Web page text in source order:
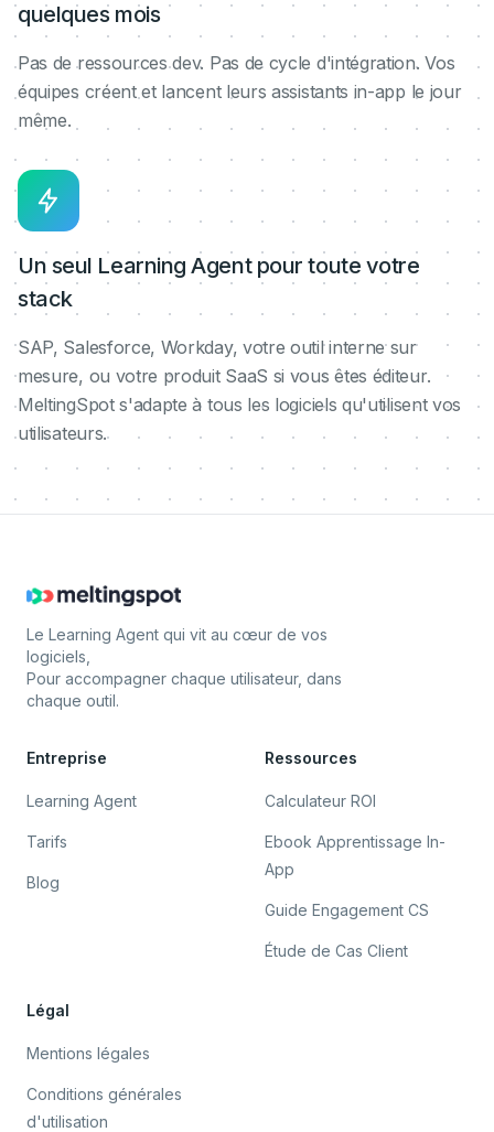
quelques mois
Pas de ressources dev. Pas de cycle d'intégration. Vos
équipes créent et lancent leurs assistants in-app le jour
même.
Un seul Learning Agent pour toute votre
stack
SAP, Salesforce, Workday, votre outil interne sur
mesure, ou votre produit SaaS si vous êtes éditeur.
MeltingSpot s'adapte à tous les logiciels qu'utilisent vos
utilisateurs.
Le Learning Agent qui vit au cœur de vos
logiciels,
Pour accompagner chaque utilisateur, dans
chaque outil.
Entreprise
Learning Agent
Tarifs
Blog
Ressources
Calculateur ROI
Ebook Apprentissage In-
App
Guide Engagement CS
Étude de Cas Client
Légal
Mentions légales
Conditions générales
d'utilisation